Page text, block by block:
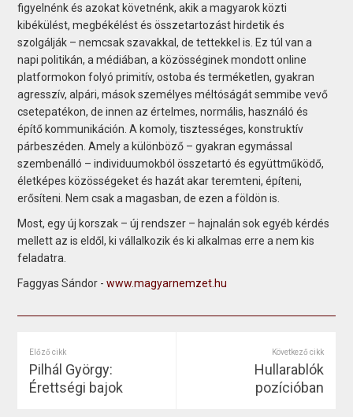
figyelnénk és azokat követnénk, akik a magyarok közti
kibékülést, megbékélést és összetartozást hirdetik és
szolgálják – nemcsak szavakkal, de tettekkel is. Ez túl van a
napi politikán, a médiában, a közösséginek mondott online
platformokon folyó primitív, ostoba és terméketlen, gyakran
agresszív, alpári, mások személyes méltóságát semmibe vevő
csetepatékon, de innen az értelmes, normális, használó és
építő kommunikáción. A komoly, tisztességes, konstruktív
párbeszéden. Amely a különböző – gyakran egymással
szembenálló – individuumokból összetartó és együttműködő,
életképes közösségeket és hazát akar teremteni, építeni,
erősíteni. Nem csak a magasban, de ezen a földön is.
Most, egy új korszak – új rendszer – hajnalán sok egyéb kérdés
mellett az is eldől, ki vállalkozik és ki alkalmas erre a nem kis
feladatra.
Faggyas Sándor -www.magyarnemzet.hu
Előző cikk
Pilhál György:
Érettségi bajok
Következő cikk
Hullarablók
pozícióban